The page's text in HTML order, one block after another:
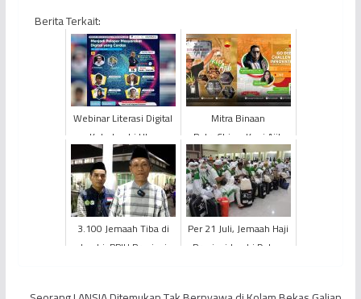
Berita Terkait:
Webinar Literasi Digital
Kota Jambi Ulas
Paparan“Menjadi
Pelopor Masyarakat
Digital y...
Mitra Binaan
PetroChina, Kopi Ajib
Siap Menyapa
Penggemar Kopi
Liberika di Stan IPA C...
3.100 Jemaah Tiba di
Jambi, PPIH Provinsi
Per 21 Juli, Jemaah Haji
Provinsi Jambi Dalam